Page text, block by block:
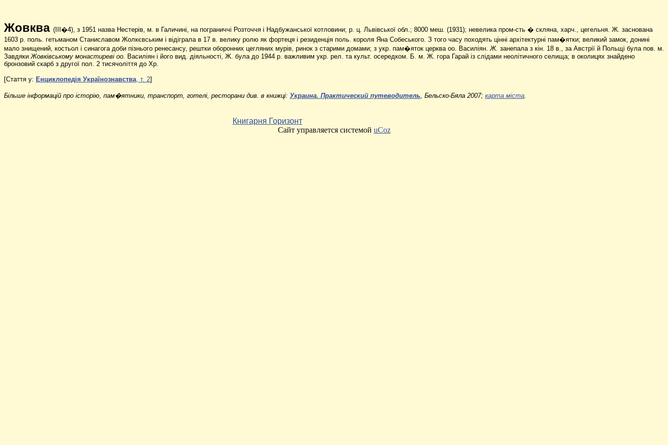
Жовква (III�4), з 1951 назва Нестерів, м. в Галичині, на пограниччі Розточчя і Надбужанської котловини; р. ц. Львівської обл.; 8000 меш. (1931); невелика пром-сть � скляна, харч., цегельня. Ж. заснована
1603 р. поль. гетьманом Станиславом Жолкєвським і відіграла в 17 в. велику ролю як фортеця і резиденція поль. короля Яна Собеського. З того часу походять цінні архітектурні пам�ятки; великий замок, донині
мало знищений, костьол і синагога доби пізнього ренесансу, рештки оборонних цегляних мурів, ринок з старими домами; з укр. пам�яток церква оо. Василіян.Ж. занепала з кін. 18 в., за Австрії й Польщі була пов. м.
ЗавдякиЖовківському монастиреві оо. Василіян і його вид. діяльності, Ж. була до 1944 р. важливим укр. рел. та культ. осередком. Б. м. Ж. гора Гарай із слідами неолітичного селища; в околицях знайдено
бронзовий скарб з другої пол. 2 тисячоліття до Хр.
[Стаття у: Енциклопедія Українознавства, т. 2]
Більше інформацій про історію, пам�ятники, транспорт, готелі, ресторани див. в книжці: Украина. Практический путеводитель, Бельско-Бяла 2007; карта міста.
Книгарня Горизонт
Сайт управляется системой uCoz